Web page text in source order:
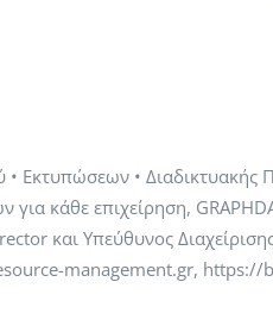
• Εκτυπώσεων • Διαδικτυακής
κάθε επιχείρηση,
και Υπεύθυνος
management.gr, https://